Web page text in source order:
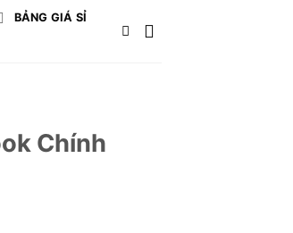
BẢNG GIÁ SỈ
Chính